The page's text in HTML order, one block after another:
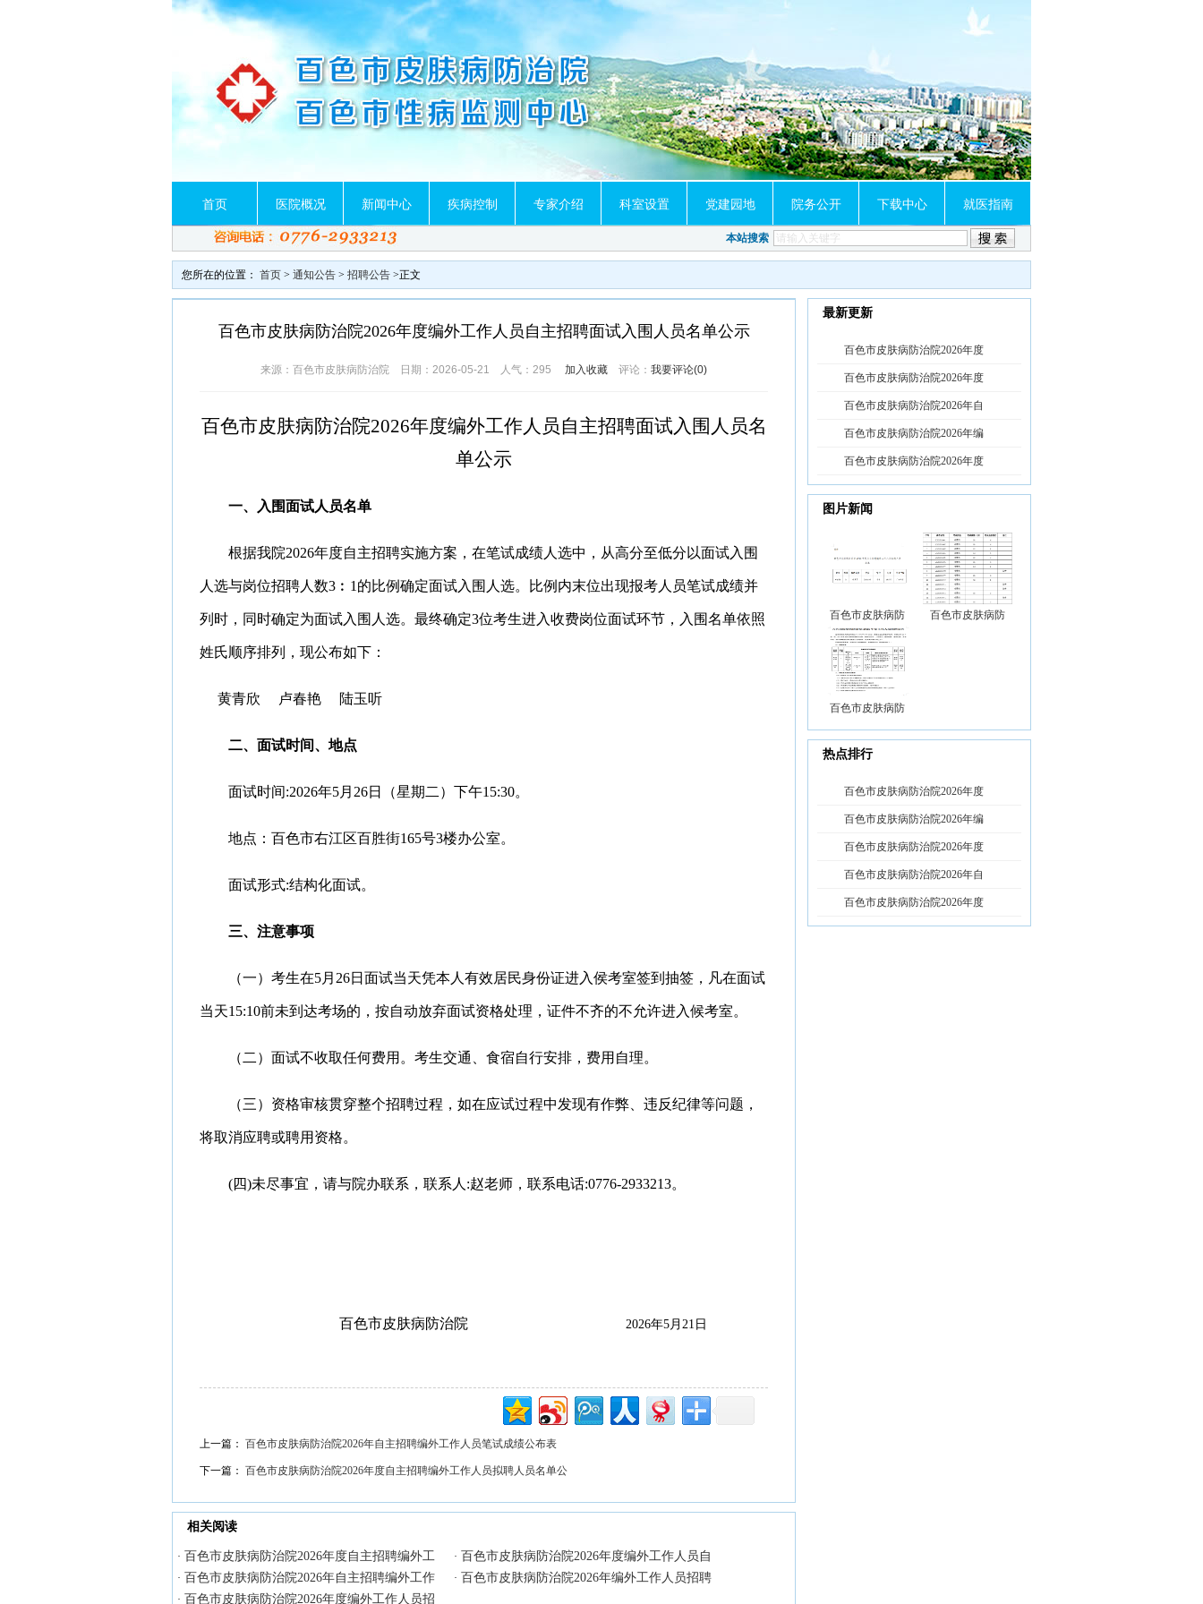
首页 医院概况 新闻中心 疾病控制 专家介绍 科室设置 党建园地 院务公开 下载中心 就医指南
本站搜索
您所在的位置： 首页 > 通知公告 > 招聘公告 >正文
百色市皮肤病防治院2026年度编外工作人员自主招聘面试入围人员名单公示
来源：百色市皮肤病防治院 日期：2026-05-21 人气： 295 加入收藏 评论： 我要评论(0)
百色市皮肤病防治院2026年度编外工作人员自主招聘面试入围人员名
单公示
一、 入围面试人员名单
根据我院2026年度自主招聘实施方案，在笔试成绩人选中，从高分至低分以面试入围
人选与岗位招聘人数3︰1的比例确定面试入围人选。比例内末位出现报考人员笔试成绩并
列时，同时确定为面试入围人选。 最终确定3位考生进入收费岗位面试环节，入围名单依照
姓氏顺序排列， 现公布如下：
黄青欣 卢春艳 陆玉听
二、面试时间、地点
面试时间:2026年5月26日（星期二）下午15:30。
地点 ：百色市右江区百胜街165号3楼办公室。
面试形式:结构化面试。
三、注意事项
（一）考生在5月 26日面试当天凭本人有效居民身份证进入侯考室签到抽签，凡在面试
当天1 5:10前未到达考场的，按自动放弃面试资格处理，证件不齐的不允许进入候考室。
（二）面试不收取任何费用。考生交通、食宿自行安排，费用自理。
（三） 资格审核贯穿整个招聘过程，如在应试过程中发现有作弊、违反纪律等问题，
将取消应聘或聘用资格。
(四)未尽事宜，请与院办联系，联系人 :赵老师，联系电话:0776-2933213。
百色市皮肤病防治院 2026年5月21日
上一篇： 百色市皮肤病防治院2026年自主招聘编外工作人员笔试成绩公布表
下一篇： 百色市皮肤病防治院2026年度自主招聘编外工作人员拟聘人员名单公
相关阅读
· 百色市皮肤病防治院2026年度自主招聘编外工 · 百色市皮肤病防治院2026年度编外工作人员自
· 百色市皮肤病防治院2026年自主招聘编外工作 · 百色市皮肤病防治院2026年编外工作人员招聘
· 百色市皮肤病防治院2026年度编外工作人员招
最新更新
百色市皮肤病防治院2026年度
百色市皮肤病防治院2026年度
百色市皮肤病防治院2026年自
百色市皮肤病防治院2026年编
百色市皮肤病防治院2026年度
图片新闻
百色市皮肤病防 百色市皮肤病防
百色市皮肤病防
热点排行
百色市皮肤病防治院2026年度
百色市皮肤病防治院2026年编
百色市皮肤病防治院2026年度
百色市皮肤病防治院2026年自
百色市皮肤病防治院2026年度